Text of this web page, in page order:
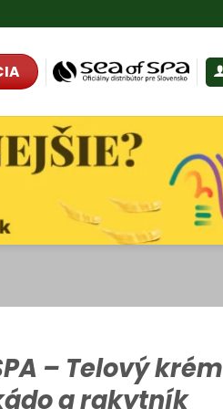
– Telový krém
a rakytník